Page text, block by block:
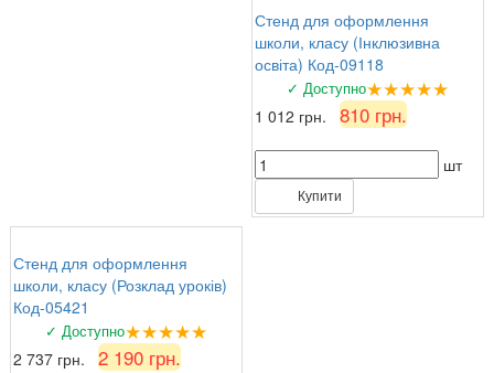
Стенд для оформлення
школи, класу (Інклюзивна
освіта) Код-09118
✓ Доступно★★★★★
1 012 грн. 810 грн.
шт
Купити
Стенд для оформлення
школи, класу (Розклад уроків)
Код-05421
✓ Доступно★★★★★
2 737 грн. 2 190 грн.